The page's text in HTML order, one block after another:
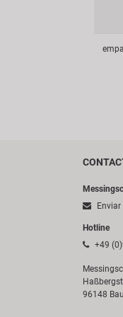
Hotline
+49
96148